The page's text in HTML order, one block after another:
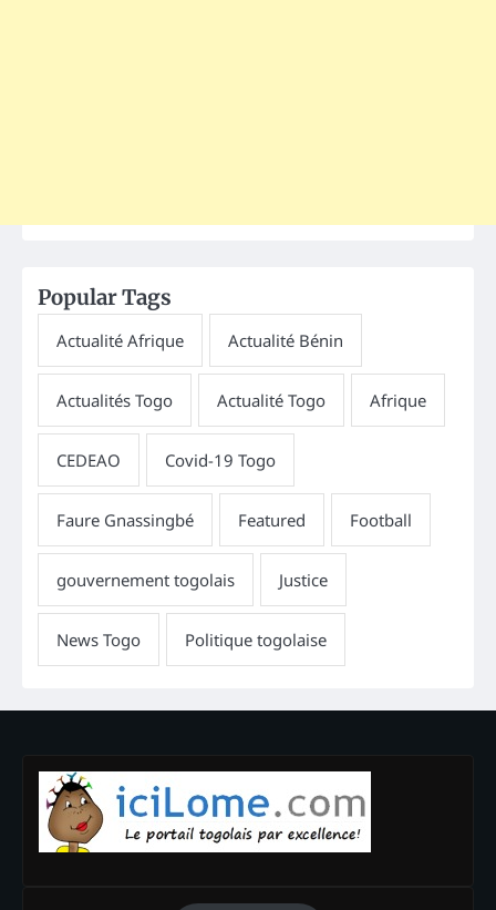
Popular Tags